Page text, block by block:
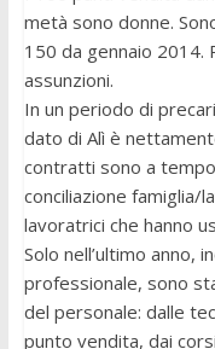
metà sono donne.
150 da gennaio
assunzioni.
In un periodo di
dato di Alì è
contratti sono a
conciliazione famiglia/
lavoratrici che hanno
Solo nell’ultimo anno,
professionale, sono
del personale: dalle
punto vendita, dai